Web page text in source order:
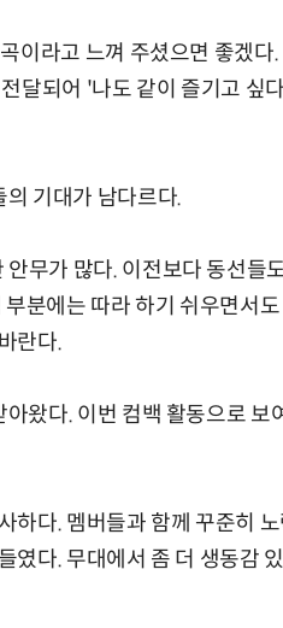
이라고 느껴 주셨으면 좋겠다
달되어 '나도 같이 즐기고 싶
기대가 남다르다.
무가 많다. 이전보다 동선들
분에는 따라 하기 쉬우면서
란다.
왔다. 이번 컴백 활동으로 보
하다. 멤버들과 함께 꾸준히
였다. 무대에서 좀 더 생동감